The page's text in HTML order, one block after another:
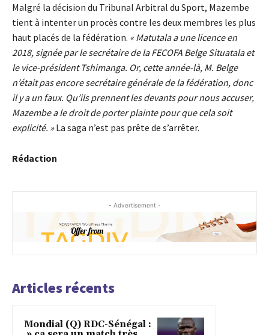
Malgré la décision du Tribunal Arbitral du Sport, Mazembe
tient à intenter un procès contre les deux membres les plus
haut placés de la fédération. « Matutala a une licence en
2018, signée par le secrétaire de la FECOFA Belge Situatala et
le vice-président Tshimanga. Or, cette année-là, M. Belge
n’était pas encore secrétaire générale de la fédération, donc
il y a un faux. Qu’ils prennent les devants pour nous accuser,
Mazembe a le droit de porter plainte pour que cela soit
explicité. »La saga n’est pas prête de s’arrêter.
Rédaction
- Advertisement -
Articles récents
Mondial (Q) RDC-Sénégal :